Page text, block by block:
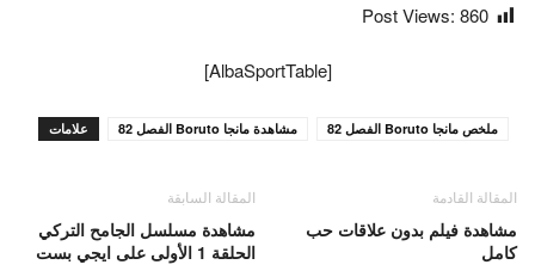
Post Views: 860
[AlbaSportTable]
علامات مشاهدة مانجا Boruto الفصل 82 ملخص مانجا Boruto الفصل 82
المقالة السابقة
مشاهدة مسلسل الجامح التركي
الحلقة 1 الأولى على ايجي بست
المقالة القادمة
مشاهدة فيلم بدون علاقات حب
كامل